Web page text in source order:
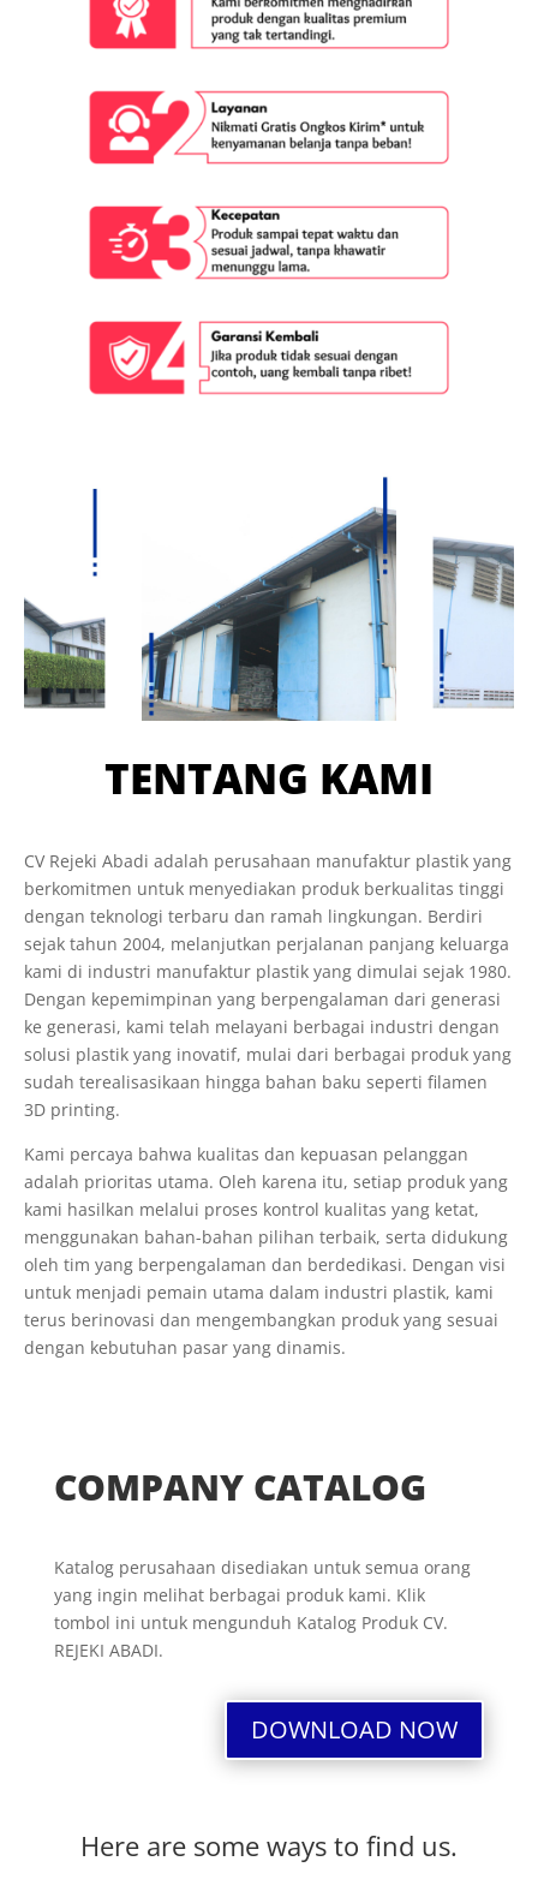
TENTANG KAMI
CV Rejeki Abadi adalah perusahaan manufaktur plastik yang
berkomitmen untuk menyediakan produk berkualitas tinggi
dengan teknologi terbaru dan ramah lingkungan. Berdiri
sejak tahun 2004, melanjutkan perjalanan panjang keluarga
kami di industri manufaktur plastik yang dimulai sejak 1980.
Dengan kepemimpinan yang berpengalaman dari generasi
ke generasi, kami telah melayani berbagai industri dengan
solusi plastik yang inovatif, mulai dari berbagai produk yang
sudah terealisasikaan hingga bahan baku seperti filamen
3D printing.
Kami percaya bahwa kualitas dan kepuasan pelanggan
adalah prioritas utama. Oleh karena itu, setiap produk yang
kami hasilkan melalui proses kontrol kualitas yang ketat,
menggunakan bahan-bahan pilihan terbaik, serta didukung
oleh tim yang berpengalaman dan berdedikasi. Dengan visi
untuk menjadi pemain utama dalam industri plastik, kami
terus berinovasi dan mengembangkan produk yang sesuai
dengan kebutuhan pasar yang dinamis.
COMPANY CATALOG
Katalog perusahaan disediakan untuk semua orang
yang ingin melihat berbagai produk kami. Klik
tombol ini untuk mengunduh Katalog Produk CV.
REJEKI ABADI.
DOWNLOAD NOW
Here are some ways to find us.